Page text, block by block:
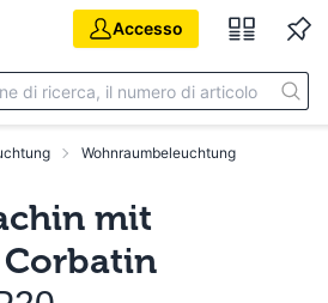
Accesso
Wohnraumbeleuchtung
mit